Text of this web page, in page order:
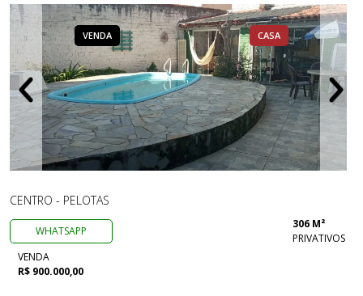
VENDA CASA
CENTRO - PELOTAS
WHATSAPP
306 M²
PRIVATIVOS
VENDA
R$ 900.000,00